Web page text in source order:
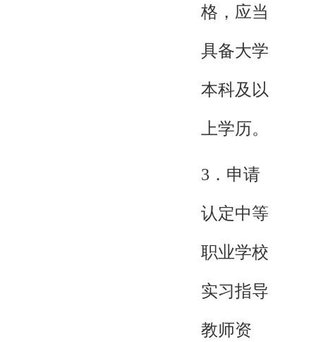
格，应当
具备大学
本科及以
上学历。
3．申请
认定中等
职业学校
实习指导
教师资